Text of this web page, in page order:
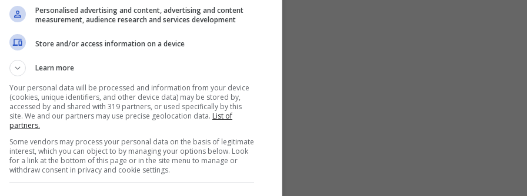
di certo non trascurato o bisognoso di
donna ha perso 7 chili.
mostrandosi dopo la dieta e dopo i sette
non solo la sua bellezza ed il suo corpo
perdere così tanto peso in così poco
oltre che i complimenti ed in molti
, come perdere chili in così poco
i suoi follower spiegando le
Personalised advertising and content, advertising and content
measurement, audience research and services development
Store and/or access information on a device
Learn more
Your personal data will be processed and information from your device
(cookies, unique identifiers, and other device data) may be stored by,
accessed by and shared with 319 partners, or used specifically by this
site. We and our partners may use precise geolocation data. List of
partners.
Some vendors may process your personal data on the basis of legitimate
interest, which you can object to by managing your options below. Look
for a link at the bottom of this page or in the site menu to manage or
withdraw consent in privacy and cookie settings.